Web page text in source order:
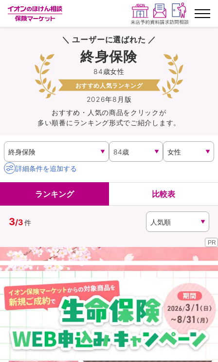
ランキングから探す
保険を比較する
保険会社から探す
イオンカード会員さま専用保険
キャンペーン一覧
イオングループ従業員さま向け
資料請求
（無料）
訪問相談
イオンカード会員さま専用保険
＼ ユーザーに選ばれた ／
2026年8月版
84歳女性
終身保険
おすすめ人気ランキング
おすすめ・人気の商品をクリックが
多い順番にランキング形式でご紹介します。
詳細条件を追加する
ランキング 比較表
3/3件
PR